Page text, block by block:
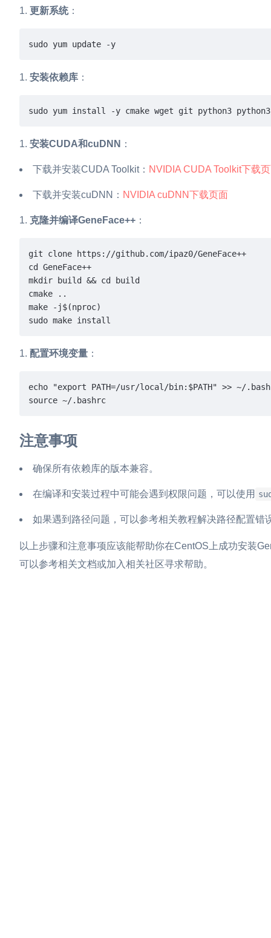
更新系统：
sudo yum update -y
安装依赖库 ：
sudo yum install -y cmake wget git python3
安装CUDA和cuDNN ：
下载并安装CUDA Toolkit： NVIDIA CUDA Toolkit下载
下载并安装cuDNN： NVIDIA cuDNN下载页面
克隆并编译GeneFace++ ：
git clone
cd
GeneFace++
mkdir build && cd
build
cmake ..
make -j$(nproc)
sudo make install
配置环境变量 ：
echo "export PATH=/usr/local/bin: $PATH"
source ~/.bashrc
注意事项
确保所有依赖库的版本兼容。
在编译和安装过程中可能会遇到权限问题，可以使用
如果遇到路径问题，可以参考相关教程解决路径配置错
以上步骤和注意事项应该能帮助你在CentOS上成功安装
可以参考相关文档或加入相关社区寻求帮助。